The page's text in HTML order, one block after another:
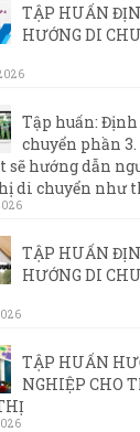
TẬP HUẤN
HƯỚNG DI
Tập huấn:
chuyển phần
sẽ hướng dẫn
di chuyển như
TẬP HUẤN
HƯỚNG DI
TẬP HUẤN
NGHIỆP CHO